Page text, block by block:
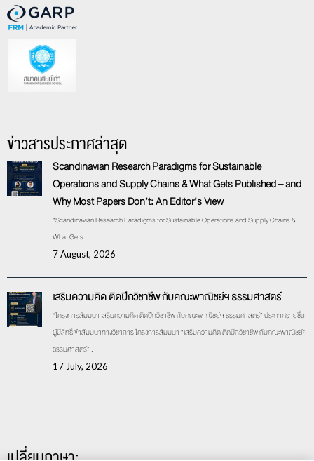
ข่าวสารประกาศล่าสุด
Scandinavian Research Paradigms for Sustainable
Operations and Supply Chains & What Gets Published – and
Why Most Papers Don’t: An Editor’s View
“Scandinavian Research Paradigms for Sustainable Operations and Supply Chains &
What Gets
7 August, 2026
เสริมความคิด ติดปีกวิชาชีพ กับคณะพาณิชย์ฯ ธรรมศาสตร์
“โครงการสัมมนา เสริมความคิด ติดปีกวิชาชีพ กับคณะพาณิชย์ฯ ธรรมศาสตร์” ประกาศรายชื่อ
ผู้มีสิทธิ์เข้าสัมมนาทางวิชาการ โครงการสัมมนา “เสริมความคิด ติดปีกวิชาชีพ กับคณะพาณิชย์ฯ
ธรรมศาสตร์” .
17 July, 2026